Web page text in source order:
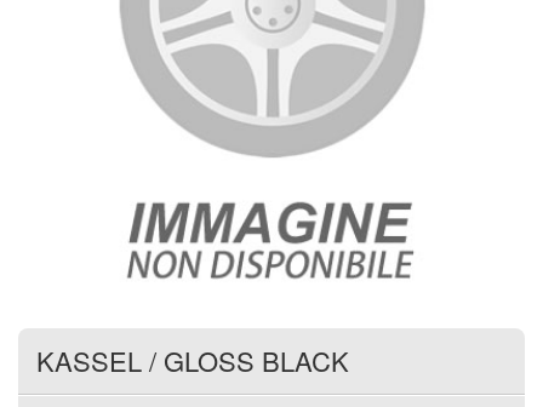
KASSEL/ GLOSS BLACK